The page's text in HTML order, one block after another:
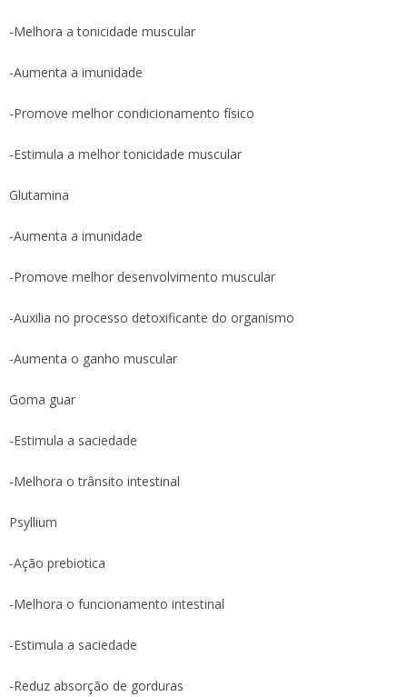
-Melhora a tonicidade muscular
-Aumenta a imunidade
-Promove melhor condicionamento físico
-Estimula a melhor tonicidade muscular
Glutamina
-Aumenta a imunidade
-Promove melhor desenvolvimento muscular
-Auxilia no processo detoxificante do organismo
-Aumenta o ganho muscular
Goma guar
-Estimula a saciedade
-Melhora o trânsito intestinal
Psyllium
-Ação prebiotica
-Melhora o funcionamento intestinal
-Estimula a saciedade
-Reduz absorção de gorduras